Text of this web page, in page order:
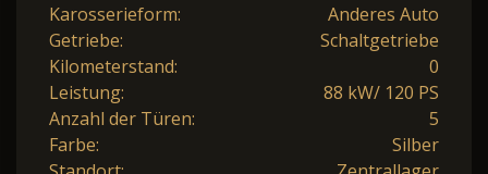
Karosserieform:
Anderes Auto
Getriebe:
Schaltgetriebe
Kilometerstand:
0
Leistung:
88 kW/ 120 PS
Anzahl der Türen:
5
Farbe:
Silber